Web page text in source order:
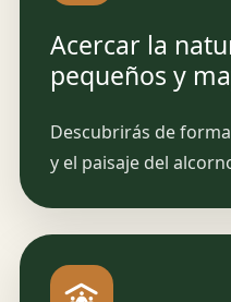
Acercar la
pequeños y
Descubrirás de
y el paisaje del